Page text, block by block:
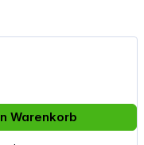
Warenkorb